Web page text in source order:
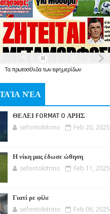
Τα πρωτοσέλιδατων εφημερίδων
ΝΈΑ
ΘΕΛΕΙ FORMAT O ΑΡΗΣ
sefontokitrino Feb 20, 2025
Η νίκη μας έδωσε ώθηση
sefontokitrino Feb 11, 2025
Γιατί ρε φίλε
sefontokitrino Feb 06, 2025